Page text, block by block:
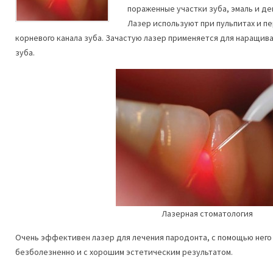
пораженные участки зуба, эмаль и
Лазер используют при пульпитах и
корневого канала зуба. Зачастую лазер применяется для
зуба.
Лазерная стоматология
Очень эффективен лазер для лечения пародонта, с помощью
безболезненно и с хорошим эстетическим результатом.